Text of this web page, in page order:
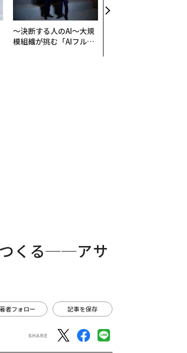
〜決断する人のAI〜大規
模組織が挑む「AIフル実
つくる──アサ
著者フォロー 記事を保存